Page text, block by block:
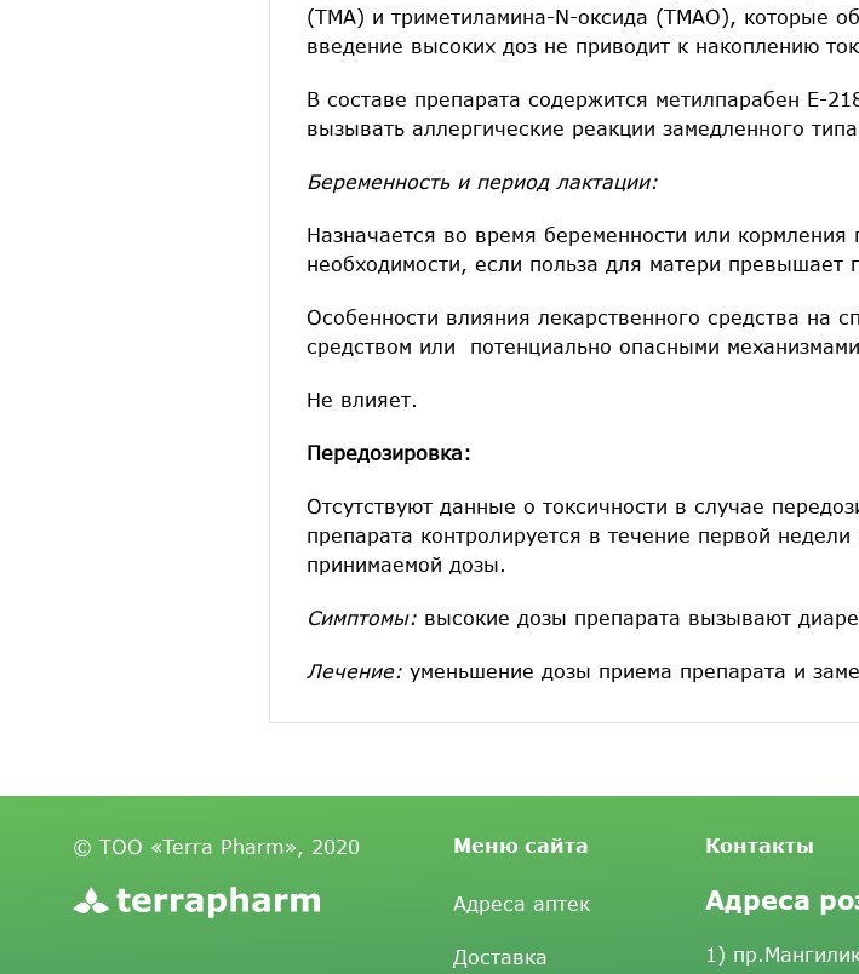
(ТМА) и триметиламина-N-оксида (ТМАО), которые
введение высоких доз не приводит к накоплению
В составе препарата содержится метилпарабен Е-
вызывать аллергические реакции замедленного
Беременность и период лактации:
Назначается во время беременности или кормления
необходимости, если польза для матери превышает
Особенности влияния лекарственного средства на
средством или потенциально опасными механизмами
Не влияет.
Передозировка:
Отсутствуют данные о токсичности в случае
препарата контролируется в течение первой
принимаемой дозы.
Симптомы: высокие дозы препарата вызывают
Лечение: уменьшение дозы приема препарата и
© ТОО «Terra Pharm», 2020 Меню сайта
Адреса аптек
Доставка
Контакты
Адреса
1)